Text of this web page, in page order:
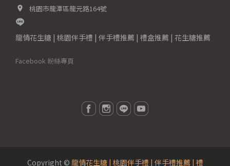
桃園市龍潭區龍元路164號
龍情花生糖 | 桃園伴手禮 | 伴手禮推薦 | 禮盒推薦 | 花生糖推薦
Facebook 粉絲專頁
Copyright © 龍情花生糖 | 桃園伴手禮 | 伴手禮推薦 | 禮